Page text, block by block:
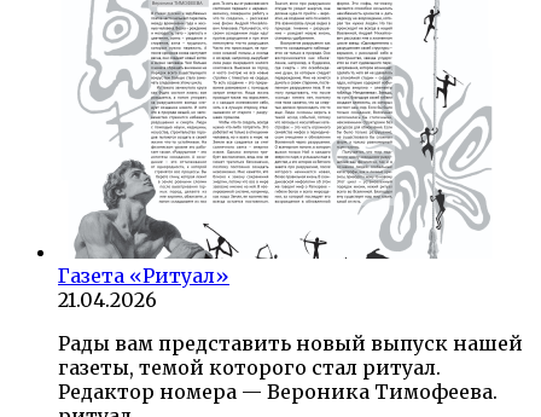
Газета «Ритуал»
21.04.2026
Рады вам представить новый выпуск нашей
газеты, темой которого стал ритуал.
Редактор номера — Вероника Тимофеева.